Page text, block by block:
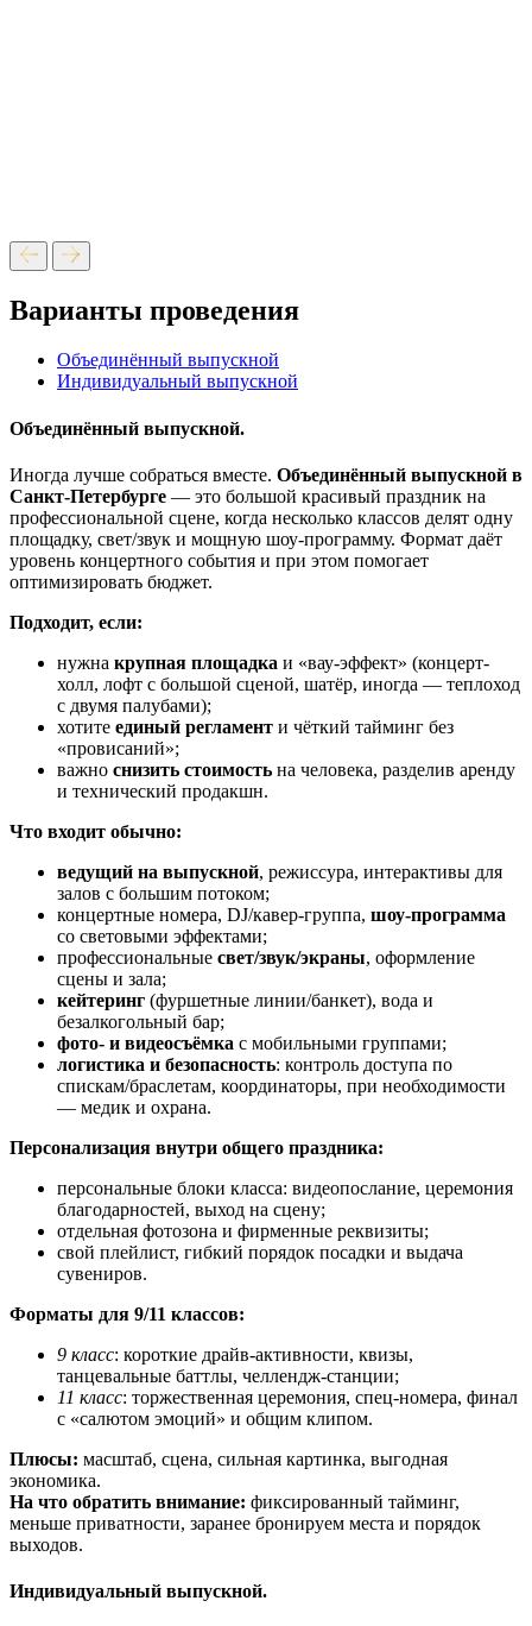
Варианты проведения
Объединённый выпускной
Индивидуальный выпускной
Объединённый выпускной.
Иногда лучше собраться вместе. Объединённый выпускной в
Санкт-Петербурге — это большой красивый праздник на
профессиональной сцене, когда несколько классов делят одну
площадку, свет/звук и мощную шоу-программу. Формат даёт
уровень концертного события и при этом помогает
оптимизировать бюджет.
Подходит, если:
нужна крупная площадка и «вау-эффект» (концерт-
холл, лофт с большой сценой, шатёр, иногда — теплоход
с двумя палубами);
хотите единый регламент и чёткий тайминг без
«провисаний»;
важно снизить стоимость на человека, разделив аренду
и технический продакшн.
Что входит обычно:
ведущий на выпускной, режиссура, интерактивы для
залов с большим потоком;
концертные номера, DJ/кавер-группа, шоу-программа
со световыми эффектами;
профессиональные свет/звук/экраны, оформление
сцены и зала;
кейтеринг (фуршетные линии/банкет), вода и
безалкогольный бар;
фото- и видеосъёмка с мобильными группами;
логистика и безопасность: контроль доступа по
спискам/браслетам, координаторы, при необходимости
— медик и охрана.
Персонализация внутри общего праздника:
персональные блоки класса: видеопослание, церемония
благодарностей, выход на сцену;
отдельная фотозона и фирменные реквизиты;
свой плейлист, гибкий порядок посадки и выдача
сувениров.
Форматы для 9/11 классов:
9 класс: короткие драйв-активности, квизы,
танцевальные баттлы, челлендж-станции;
11 класс: торжественная церемония, спец-номера, финал
с «салютом эмоций» и общим клипом.
Плюсы: масштаб, сцена, сильная картинка, выгодная
экономика.
На что обратить внимание: фиксированный тайминг,
меньше приватности, заранее бронируем места и порядок
выходов.
Индивидуальный выпускной.